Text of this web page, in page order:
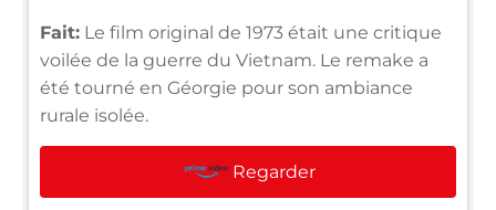
Fait: Le film original de 1973 était une critique
voilée de la guerre du Vietnam. Le remake a
été tourné en Géorgie pour son ambiance
rurale isolée.
Regarder